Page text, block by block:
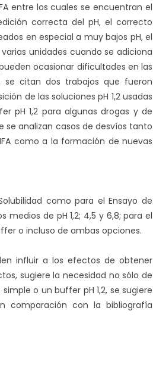
entre los cuales se encuentran el
correcta del pH, el correcto
en especial a muy bajos pH, el
unidades cuando se adiciona
ocasionar dificultades en las
se citan dos trabajos que fueron
de las soluciones pH 1,2 usadas
pH 1,2 para algunas drogas y de
se analizan casos de desvíos tanto
como a la formación de nuevas
como para el Ensayo de
de pH 1,2; 4,5 y 6,8; para el
o incluso de ambas opciones.
influir a los efectos de obtener
sugiere la necesidad no sólo de
o un buffer pH 1,2, se sugiere
comparación con la bibliografía